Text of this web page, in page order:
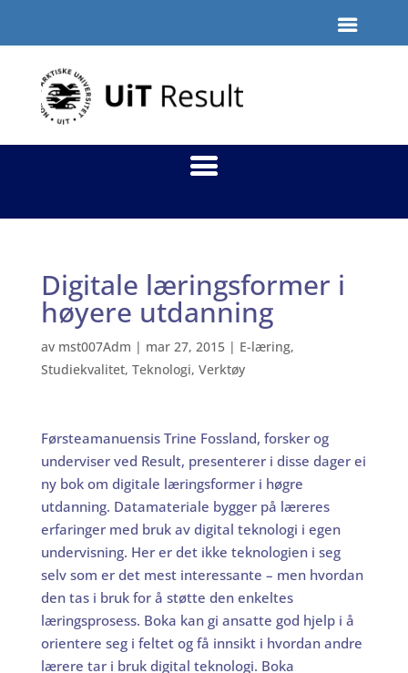
Digitale læringsformer i
høyere utdanning
av mst007Adm | mar 27, 2015| E-læring,
Studiekvalitet, Teknologi, Verktøy
Førsteamanuensis Trine Fossland, forsker og
underviser ved Result, presenterer i disse dager ei
ny bok om digitale læringsformer i høgre
utdanning. Datamateriale bygger på læreres
erfaringer med bruk av digital teknologi i egen
undervisning. Her er det ikke teknologien i seg
selv som er det mest interessante – men hvordan
den tas i bruk for å støtte den enkeltes
læringsprosess. Boka kan gi ansatte god hjelp i å
orientere seg i feltet og få innsikt i hvordan andre
lærere tar i bruk digital teknologi. Boka